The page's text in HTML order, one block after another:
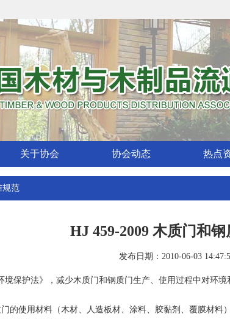
关于协会 协会动态 热点
规范
HJ 459-2009 木质门和
发布日期：2010-06-03
境保护法》，减少木质门和钢质门生产、使用过程中对环
使用材料（木材、人造板材、涂料、胶黏剂、覆膜材料